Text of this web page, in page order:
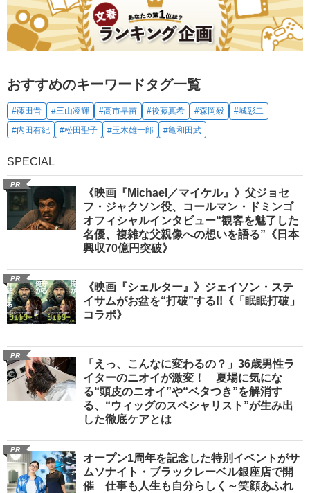
おすすめのキーワードタグ一覧
#藤田晋 #三山凌輝 #高市早苗 #後藤真希 #森岡毅
#城彰二
#内田有紀
#松田聖子 #玉木雄一郎 #亀和田武
SPECIAL
PR
《映画『Michael／マイケル』》父ジョセ
フ・ジャクソン役、コールマン・ドミンゴ
オフィシャルインタビュー“観客を魅了した
名優、複雑な父親像への想いを語る”《日本
興収70億円突破》
PR
《映画『シェルター』》ジェイソン・ステ
イサムがお盆を“打破”する!!《「眠眠打破」
コラボ》
PR
「えっ、こんなに変わるの？」36歳男性ラ
イターのニオイが激変！ 夏場に気にな
る“頭皮のニオイ”や“ベタつき”を解消す
る、“ウィッグのスペシャリスト”が生み出
した徹底ケアとは
PR
オープン1周年を記念した特別イベントがサ
ムソナイト・ブラックレーベル銀座店で開
催 仕事も人生も自分らしく～笑顔あふれ